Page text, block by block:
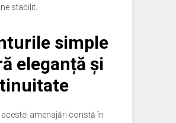
stabilit.
simple
eleganță și
acestei amenajări constă în